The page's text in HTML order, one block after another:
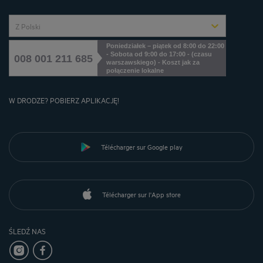
Z Polski
008 001 211 685
Poniedziałek – piątek od 8:00 do 22:00
- Sobota od 9:00 do 17:00 - (czasu
warszawskiego) - Koszt jak za
połączenie lokalne
W DRODZE? POBIERZ APLIKACJĘ!
Télécharger sur Google play
Télécharger sur l'App store
ŚLEDŹ NAS